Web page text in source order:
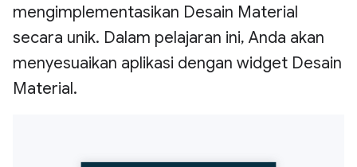
mengimplementasikan Desain Material
secara unik. Dalam pelajaran ini, Anda akan
menyesuaikan aplikasi dengan widget Desain
Material.